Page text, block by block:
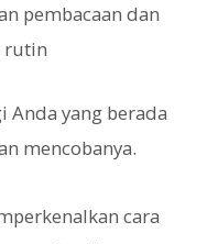
pembacaan dan
rutin
Anda yang berada
mencobanya.
cara